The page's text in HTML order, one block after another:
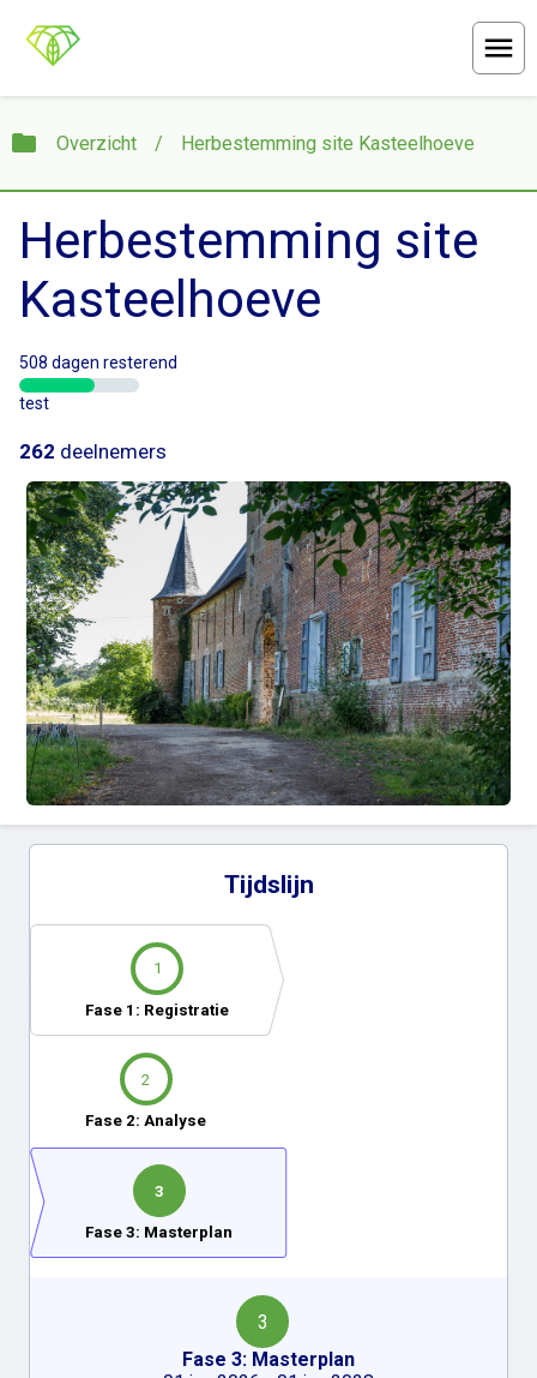
folder Overzicht / Herbestemming site Kasteelhoeve
Herbestemming site
Kasteelhoeve
508 dagen resterend
test
262 deelnemers
Tijdslijn
1
Fase 1: Registratie
2
Fase 2: Analyse
3
Fase 3: Masterplan
3
Fase 3: Masterplan